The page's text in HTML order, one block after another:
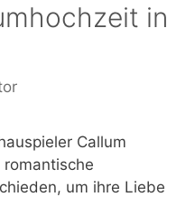
in
Callum
um ihre Liebe